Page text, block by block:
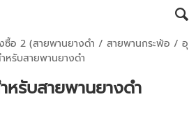
ซื้อ 2 (สายพานยางดำ / สายพานกระพ้อ / อุ
รับสายพานยางดำ
รับสายพานยางดำ